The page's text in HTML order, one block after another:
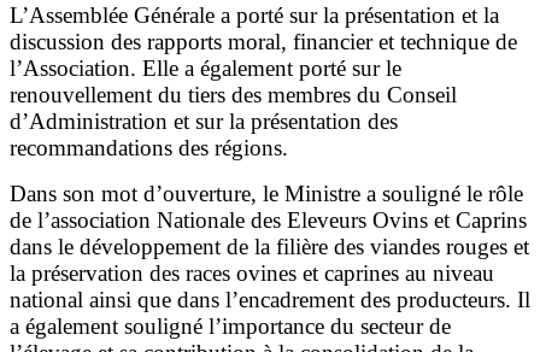
L’Assemblée Générale a porté sur la présentation et la
discussion des rapports moral, financier et technique de
l’Association. Elle a également porté sur le
renouvellement du tiers des membres du Conseil
d’Administration et sur la présentation des
recommandations des régions.
Dans son mot d’ouverture, le Ministre a souligné le rôle
de l’association Nationale des Eleveurs Ovins et Caprins
dans le développement de la filière des viandes rouges et
la préservation des races ovines et caprines au niveau
national ainsi que dans l’encadrement des producteurs. Il
a également souligné l’importance du secteur de